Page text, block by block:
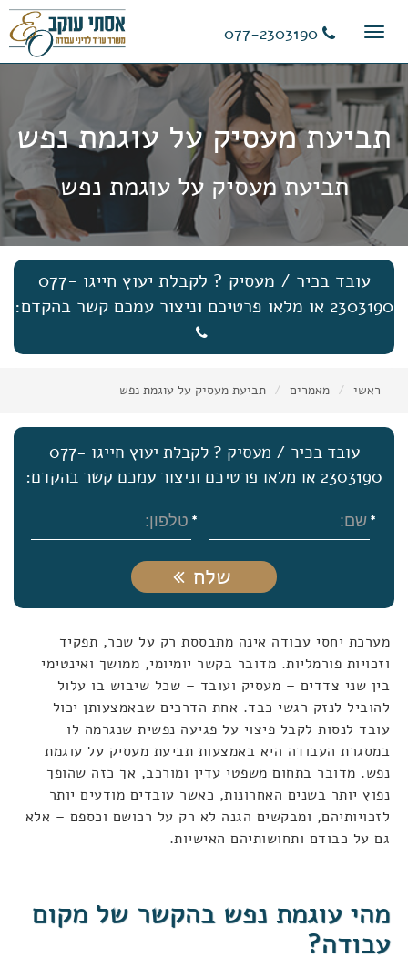
Toggle
תביעת מעסיק על עוגמת נפש
תביעת מעסיק על עוגמת נפש
עובד בכיר / מעסיק ? לקבלת יעוץ חייגו 077-
2303190 או מלאו פרטיכם וניצור עמכם קשר בהקדם:
ראשי מאמרים תביעת מעסיק על עוגמת נפש
עובד בכיר / מעסיק ? לקבלת יעוץ חייגו 077-
2303190 או מלאו פרטיכם וניצור עמכם קשר בהקדם:
שלח
מערכת יחסי עבודה אינה מתבססת רק על שכר, תפקיד
וזכויות פורמליות. מדובר בקשר יומיומי, ממושך ואינטימי
בין שני צדדים – מעסיק ועובד – שכל שיבוש בו עלול
להוביל לנזק רגשי כבד. אחת הדרכים שבאמצעותן יכול
עובד לנסות לקבל פיצוי על פגיעה נפשית שנגרמה לו
במסגרת העבודה היא באמצעות תביעת מעסיק על עוגמת
נפש. מדובר בתחום משפטי עדין ומורכב, אך כזה שהופך
נפוץ יותר בשנים האחרונות, כאשר עובדים מודעים יותר
לזכויותיהם, ומבקשים הגנה לא רק על רכושם וכספם – אלא
גם על כבודם ותחושותיהם האישיות.
מהי עוגמת נפש בהקשר של מקום
עבודה?